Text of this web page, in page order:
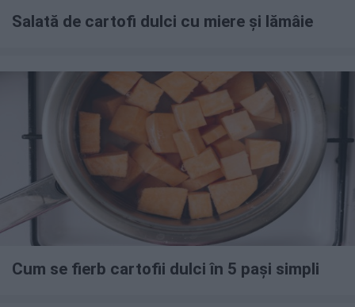
Salată de cartofi dulci cu miere și lămâie
Cum se fierb cartofii dulci în 5 pași simpli